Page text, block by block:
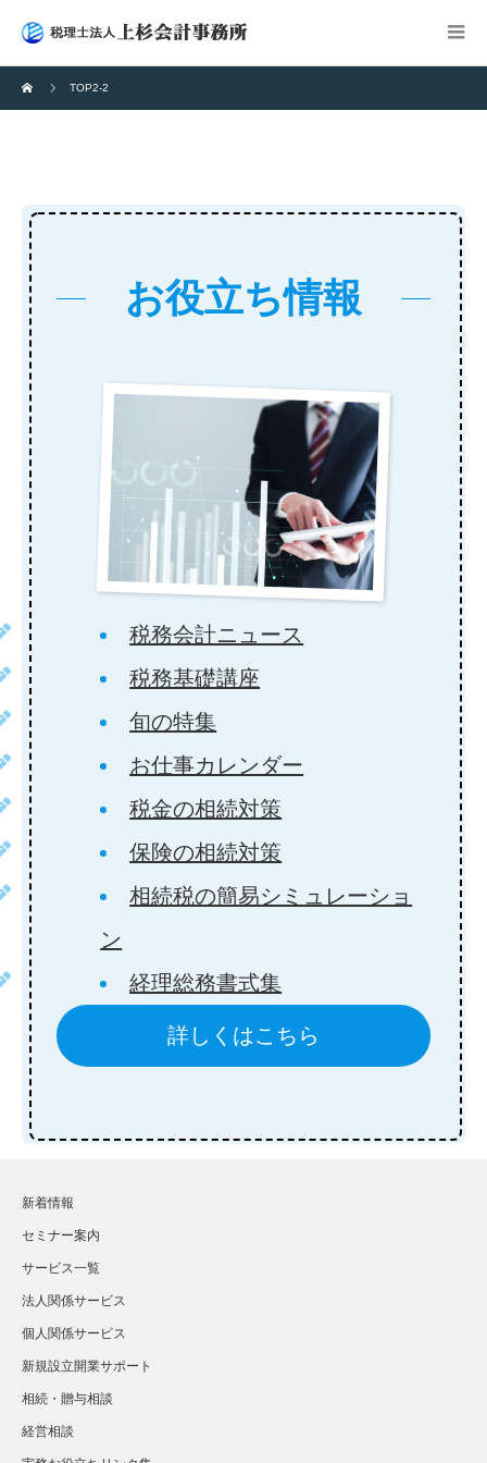
TOP2-2
お役立ち情報
税務会計ニュース
税務基礎講座
旬の特集
お仕事カレンダー
税金の相続対策
保険の相続対策
相続税の簡易シミュレーショ
ン
経理総務書式集
詳しくはこちら
新着情報
セミナー案内
サービス一覧
法人関係サービス
個人関係サービス
新規設立開業サポート
相続・贈与相談
経営相談